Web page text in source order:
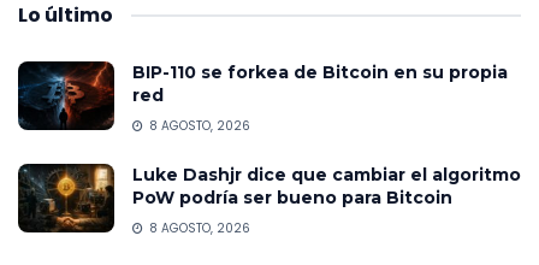
Lo último
BIP-110 se forkea de Bitcoin en su propia
red
8 AGOSTO, 2026
Luke Dashjr dice que cambiar el algoritmo
PoW podría ser bueno para Bitcoin
8 AGOSTO, 2026